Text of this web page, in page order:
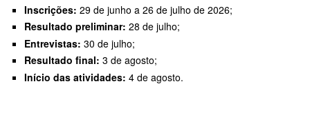
Inscrições: 29 de junho a 26 de julho de 2026;
Resultado preliminar: 28 de julho;
Entrevistas: 30 de julho;
Resultado final: 3 de agosto;
Início das atividades: 4 de agosto.